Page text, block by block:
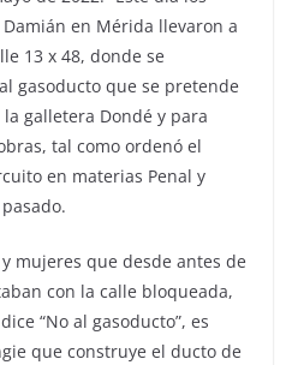
en Mérida llevaron a
13 x 48, donde se
gasoducto que se pretende
galletera Dondé y para
tal como ordenó el
en materias Penal y
mujeres que desde antes de
con la calle bloqueada,
“No al gasoducto”, es
que construye el ducto de